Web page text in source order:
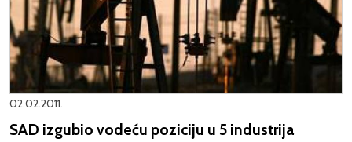
02.02.2011.
SAD izgubio vodeću poziciju u 5 industrija